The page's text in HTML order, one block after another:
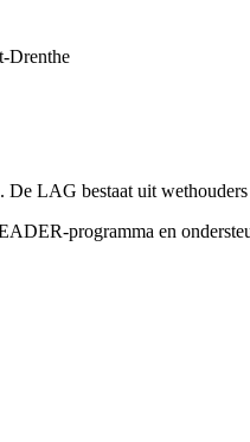
Drenthe
LAG bestaat uit
programma en